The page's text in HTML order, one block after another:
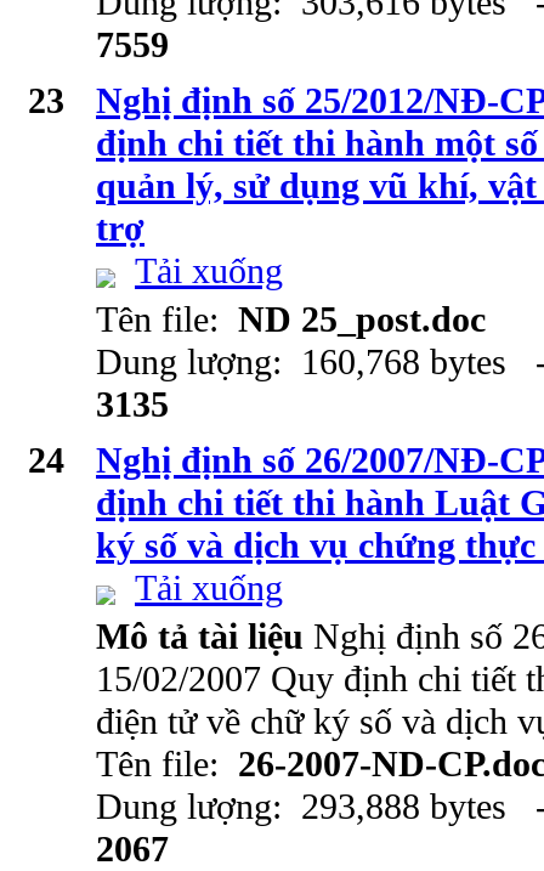
7559
23
Nghị định số 25/2012/NĐ-
định chi tiết thi hành một
quản lý, sử dụng vũ khí, vật
trợ
Tải xuống
Tên file: ND 25_post.doc
Dung lượng: 160,768
3135
24
Nghị định số 26/2007/NĐ-
định chi tiết thi hành Luật
ký số và dịch vụ chứng
Tải xuống
Mô tả tài liệu Nghị định số
15/02/2007 Quy định chi tiết
điện tử về chữ ký số và dịch
Tên file: 26-2007-ND-
Dung lượng: 293,888
2067